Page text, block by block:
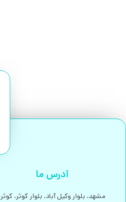
آدرس ما
مشهد، بلوار وکیل آباد، بلوار کوثر، کوثر